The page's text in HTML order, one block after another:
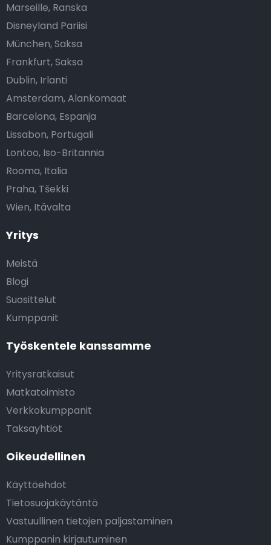
Yritys
Meistä
Blogi
Suosittelut
Kumppanit
Työskentele kanssamme
Yritysratkaisut
Matkatoimisto
Verkkokumppanit
Taksayhtiöt
Oikeudellinen
Käyttöehdot
Tietosuojakäytäntö
Vastuullinen tietojen paljastaminen
Kumppanin kirjautuminen
Marseille, Ranska
Disneyland Pariisi
München, Saksa
Frankfurt, Saksa
Dublin, Irlanti
Amsterdam, Alankomaat
Barcelona, Espanja
Lissabon, Portugali
Lontoo, Iso-Britannia
Rooma, Italia
Praha, Tšekki
Wien, Itävalta